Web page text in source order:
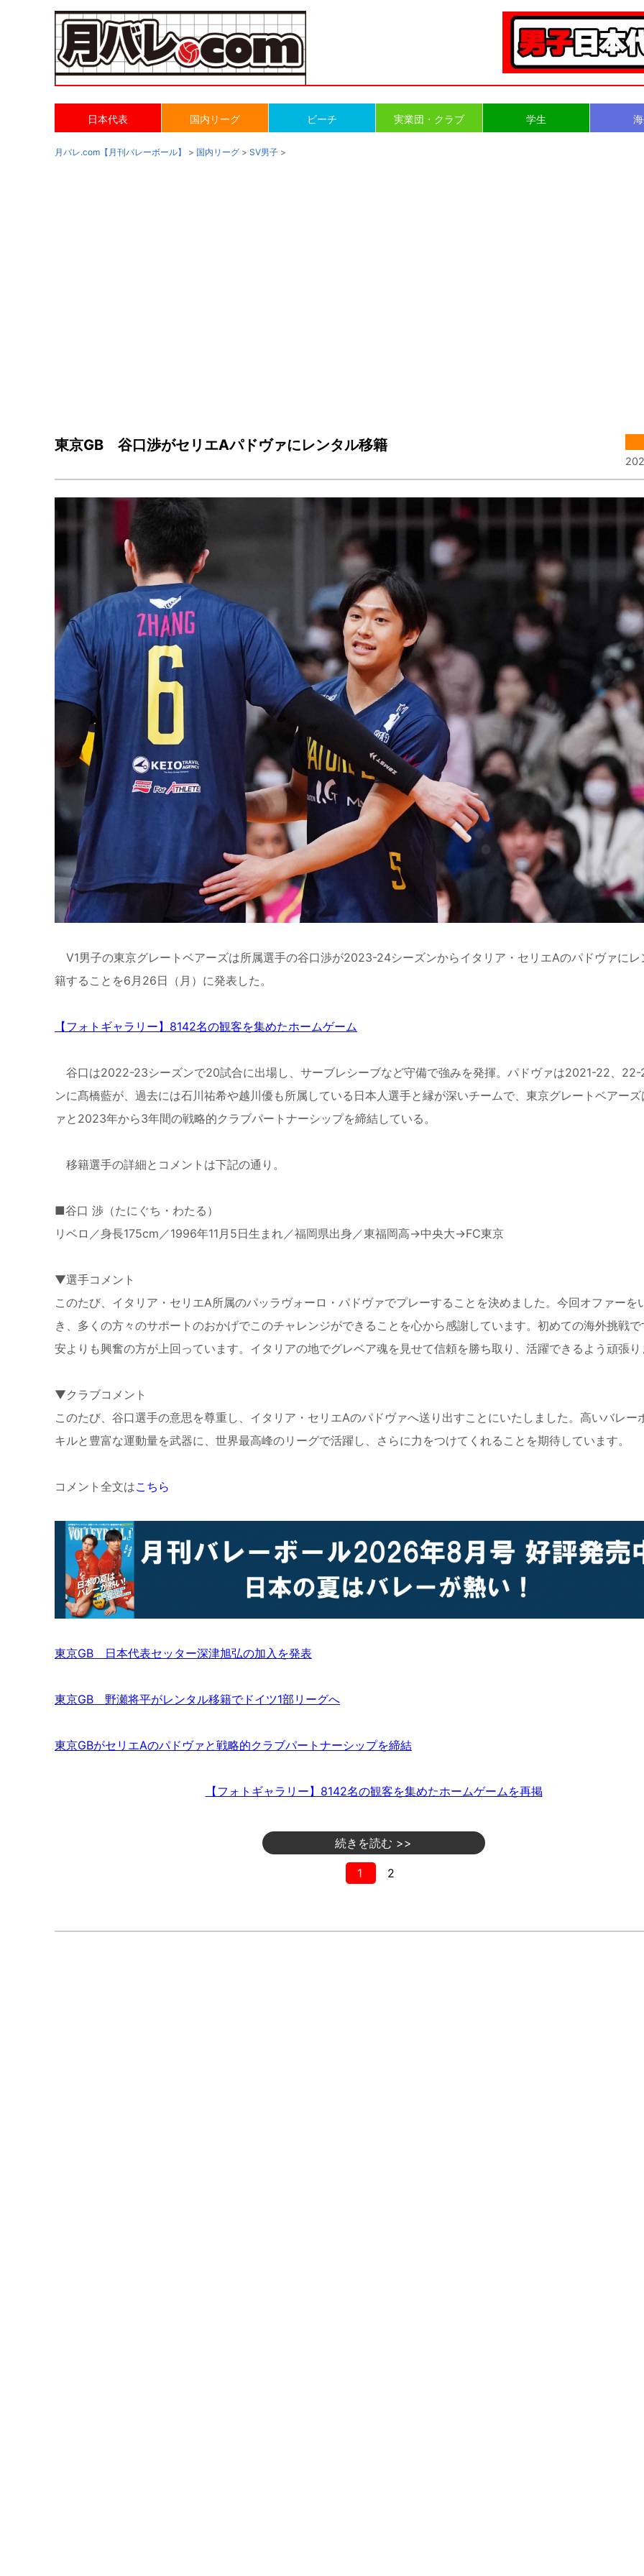
日本代表 国内リーグ ビーチ 実業団・クラブ 学生
月バレ.com【月刊バレーボール】 > 国内リーグ > SV男子 >
東京GB 谷口渉がセリエAパドヴァにレンタル移籍
V1男子の東京グレートベアーズは所属選手の谷口渉が2023-24シーズンからイタリア・セリエAのパドヴァにレ
籍することを6 月 26日（月）に発表した。
【フォトギャラリー】8142名の観客を集めたホームゲーム
谷口は2022-23シーズンで20試合に出場し、サーブレシーブなど守備で強みを発揮。パドヴァは2021-22、 22-
ンに髙橋藍が、過去には石川祐希や越川優も所属している日本人選手と縁が深いチームで、東京グレートベアー
ァと 2023年から3年間の戦略的クラブパートナーシップを締結している。
移籍選手の詳細とコメントは下記の通り。
■谷口 渉（たにぐち・わたる）
リベロ／身長175cm ／1996年11 月 5日生まれ／福岡県出身／東福岡高→中央大→FC東京
▼選手コメント
このたび、イタリア・セリエA所属のパッラヴォーロ・パドヴァでプレーすることを決めました。今回オファーを
き、多くの方々のサポートのおかげでこのチャレンジができることを心から感謝しています。初めての海外挑戦
安よりも興奮の方が上回っています。イタリアの地でグレベア魂を見せて信頼を勝ち取り、活躍できるよう頑張
▼クラブコメント
このたび、谷口選手の意思を尊重し、イタリア・セリエAのパドヴァへ送り出すことにいたしました。高いバレー
キルと豊富な運動量を武器に、世界最高峰のリーグで活躍し、さらに力をつけてくれることを期待しています。
コメント全文はこちら
東京GB 日本代表セッター深津旭弘の加入を発表
東京GB 野瀬将平がレンタル移籍でドイツ1部リーグへ
東京GBがセリエAのパドヴァと戦略的クラブパートナーシップを締結
【フォトギャラリー】8142名の観客を集めたホームゲームを再掲
続きを読む >>
1 2